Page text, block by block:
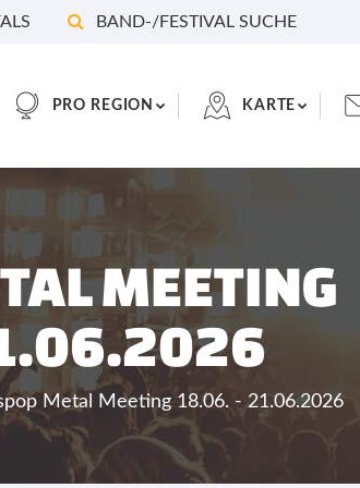
BAND-/FESTIVAL SUCHE
PRO REGION KARTE
MEETING
Metal Meeting 18.06. - 21.06.2026